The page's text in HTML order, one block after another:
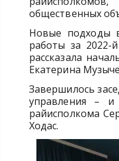
общественных
Новые подходы
работы за
рассказала
Екатерина
Завершилось
управления – и
райисполкома
Ходас.